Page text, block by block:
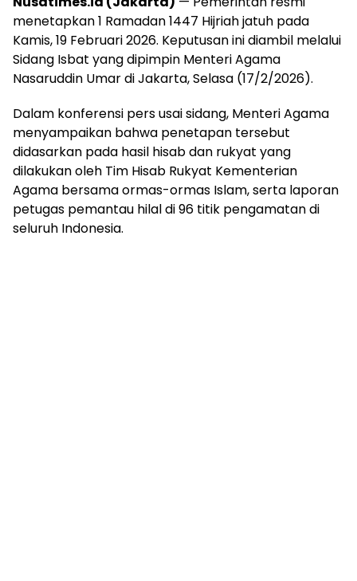
menetapkan 1 Ramadan 1447 Hijriah jatuh pada
Kamis, 19 Februari 2026. Keputusan ini diambil melalui
Sidang Isbat yang dipimpin Menteri Agama
Nasaruddin Umardi Jakarta, Selasa (17/2/2026).
Dalam konferensi pers usai sidang, Menteri Agama
menyampaikan bahwa penetapan tersebut
didasarkan pada hasil hisab dan rukyat yang
dilakukan oleh Tim Hisab Rukyat Kementerian
Agama bersama ormas-ormas Islam, serta laporan
petugas pemantau hilal di 96 titik pengamatan di
seluruh Indonesia.